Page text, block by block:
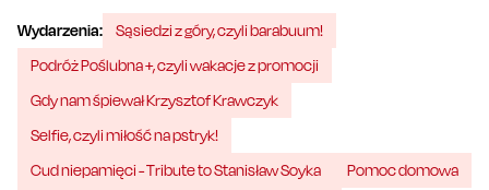
Wydarzenia:
Sąsiedzi z góry, czyli barabuum!
Podróż Poślubna +, czyli wakacje z promocji
Gdy nam śpiewał Krzysztof Krawczyk
Selfie, czyli miłość na pstryk!
Cud niepamięci - Tribute to Stanisław Soyka
Pomoc domowa